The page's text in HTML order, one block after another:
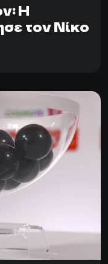
Η
τον Νίκο